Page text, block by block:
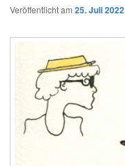
Veröffentlicht am 25. Juli 2022